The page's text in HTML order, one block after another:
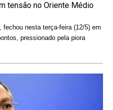
tensão no Oriente Médio
nesta terça-feira (12/5) em
pressionado pela piora